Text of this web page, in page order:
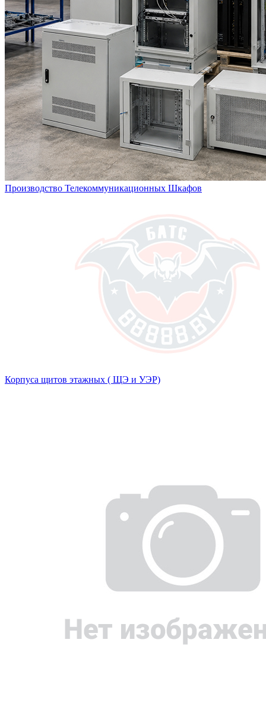
Производство Телекоммуникационных Шкафов
Корпуса щитов этажных ( ЩЭ и УЭР)